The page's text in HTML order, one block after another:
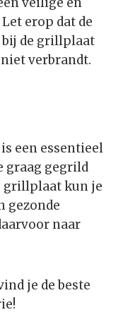
erop dat de
de grillplaat
verbrandt.
is een essentieel
graag gegrild
grillplaat kun je
gezonde
naar
je de beste